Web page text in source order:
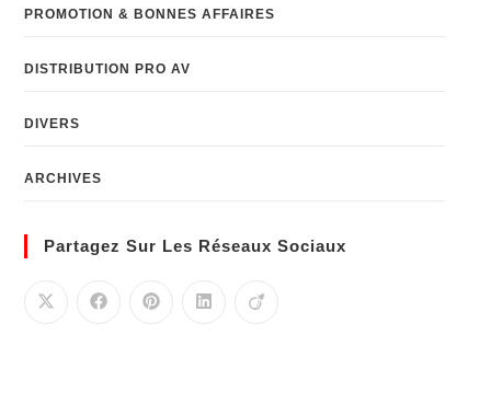
PROMOTION & BONNES AFFAIRES
DISTRIBUTION PRO AV
DIVERS
ARCHIVES
Partagez Sur Les Réseaux Sociaux